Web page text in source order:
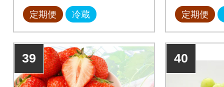
定期便 冷蔵 定期便
39 40